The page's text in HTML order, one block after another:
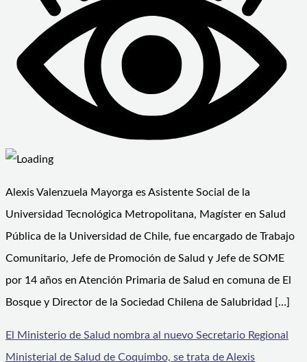
Alexis Valenzuela Mayorga es Asistente Social de la
Universidad Tecnológica Metropolitana, Magíster en Salud
Pública de la Universidad de Chile, fue encargado de Trabajo
Comunitario, Jefe de Promoción de Salud y Jefe de SOME
por 14 años en Atención Primaria de Salud en comuna de El
Bosque y Director de la Sociedad Chilena de Salubridad […]
El Ministerio de Salud nombra al nuevo Secretario Regional
Ministerial de Salud de Coquimbo, se trata de Alexis